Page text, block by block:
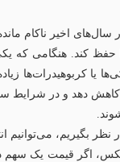
اخیر ناکام
کند. هنگامی که
یا کربوهیدرات‌ها
دهد و در شرایط
نظر بگیریم،
اگر قیمت یک سهم